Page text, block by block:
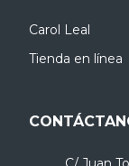
Carol Leal
Tienda en línea